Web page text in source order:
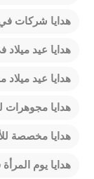
هدايا شركات في
هدايا عيد ميلاد
هدايا عيد
هدايا مجوهرات
هدايا مخصصة
هدايا يوم